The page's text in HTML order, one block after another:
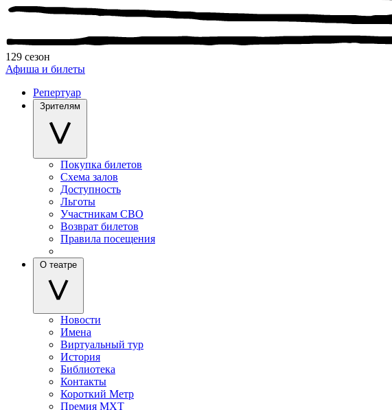
129 сезон
Афиша и билеты
Репертуар
Зрителям
Покупка билетов
Схема залов
Доступность
Льготы
Участникам СВО
Возврат билетов
Правила посещения
О театре
Новости
Имена
Виртуальный тур
История
Библиотека
Контакты
Короткий Метр
Премия МХТ